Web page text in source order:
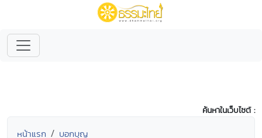
ค้นหาในเว็บไซต์ :
หน้าแรก บอกบุญ